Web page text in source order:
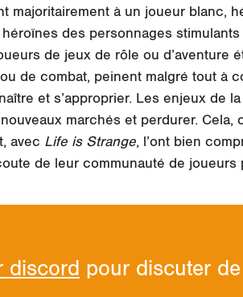
majoritairement à un joueur
des personnages
de jeux de rôle ou d’aventure
de combat, peinent malgré tout à
et s’approprier. Les enjeux de
marchés et perdurer. Cela,
avec Life is Strange, l’ont bien
de leur communauté de
discord pour discuter